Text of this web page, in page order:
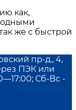
как,
же с быстрой
пр-д., 4,
ПЭК или
Сб-Вс -